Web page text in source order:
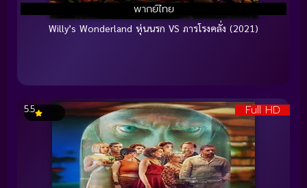
พากย์ไทย
Willy’s Wonderland หุ่นนรก VS ภารโรงคลั่ง (2021)
Full HD
5.5